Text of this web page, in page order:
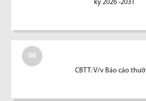
kỳ 2026 -2031
06
CBTT: V/v Báo cáo